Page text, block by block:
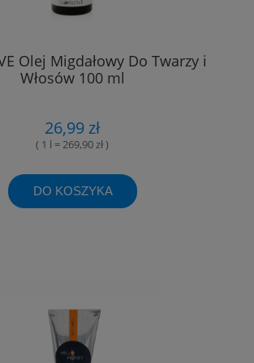
Olej Migdałowy Do Twarzy i
Włosów 100 ml
26,99 zł
( 1 l = 269,90 zł )
DO KOSZYKA